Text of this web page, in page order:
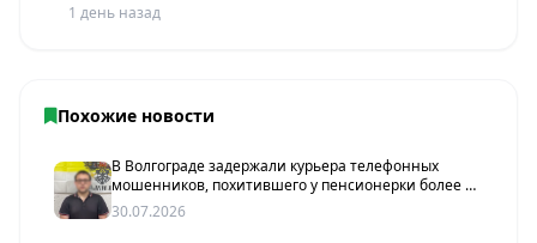
1 день назад
Похожие новости
В Волгограде задержали курьера телефонных
мошенников, похитившего у пенсионерки более 2
млн рублей
30.07.2026